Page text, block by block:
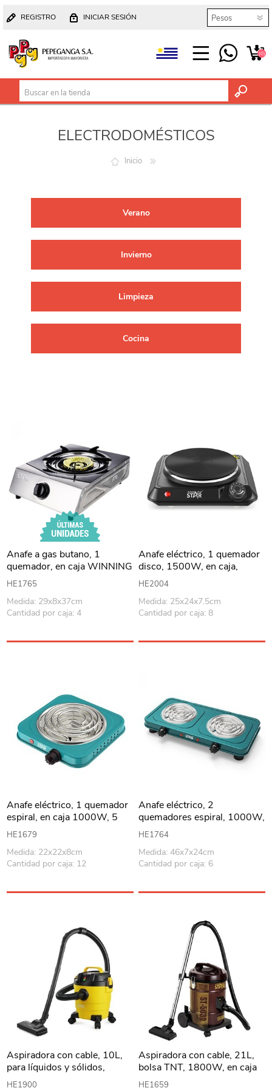
REGISTRO INICIAR SESIÓN
(0)
ELECTRODOMÉSTICOS
Inicio
Verano
Invierno
Limpieza
Cocina
Anafe a gas butano, 1
quemador, en caja WINNING
STAR
HE1765
Medida: 29x8x37cm
Cantidad por caja: 4
Anafe eléctrico, 1 quemador
disco, 1500W, en caja,
WINNING STAR
HE2004
Medida: 25x24x7.5cm
Cantidad por caja: 8
Anafe eléctrico, 1 quemador
espiral, en caja 1000W, 5
niveles de calor WINNING
STAR
HE1679
Medida: 22x22x8cm
Cantidad por caja: 12
Anafe eléctrico, 2
quemadores espiral, 1000W,
en caja WINNING STAR
HE1764
Medida: 46x7x24cm
Cantidad por caja: 6
Aspiradora con cable, 10L,
para líquidos y sólidos,
1000W, potencia de succión
HE1900
Aspiradora con cable, 21L,
bolsa TNT, 1800W, en caja
WINNING STAR
HE1659